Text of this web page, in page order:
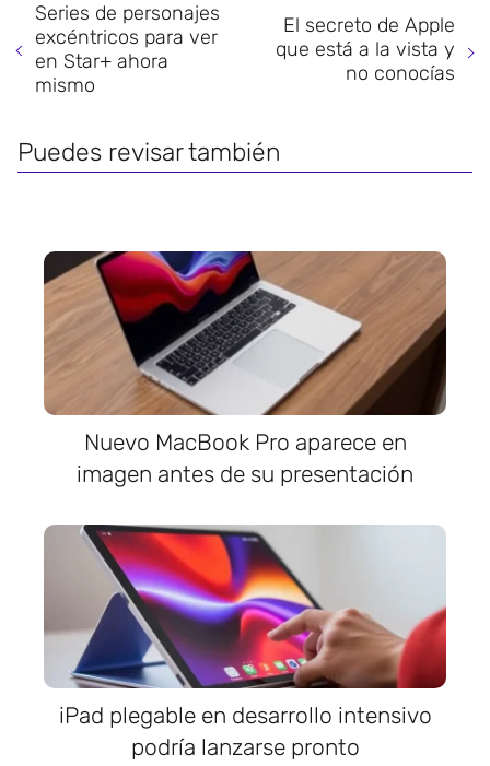
Series de personajes
excéntricos para ver
en Star+ ahora
mismo
El secreto de Apple
que está a la vista y
no conocías
Puedes revisar también
Nuevo MacBook Pro aparece en
imagen antes de su presentación
iPad plegable en desarrollo intensivo
podría lanzarse pronto